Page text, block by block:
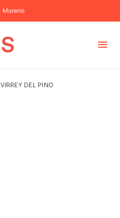
Moreno
VIRREY DEL PINO